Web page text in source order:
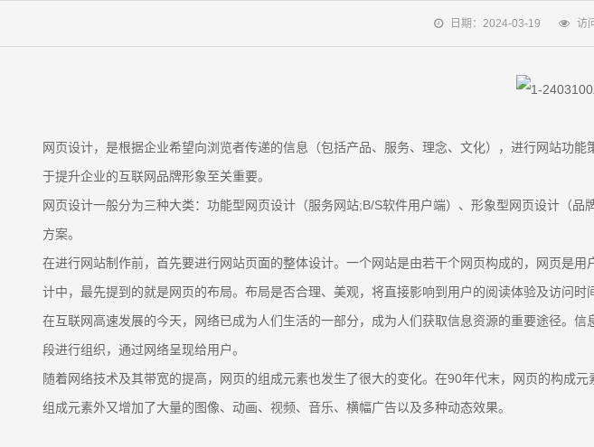
日期：2024-03-19 访
网页设计，是根据企业希望向浏览者传递的信息（包括产品、服务、理念、文化），进行网站功
于提升企业的互联网品牌形象至关重要。
网页设计一般分为三种大类：功能型网页设计（服务网站;B/S软件用户端）、形象型网页设计（
方案。
在进行网站制作前，首先要进行网站页面的整体设计。一个网站是由若干个网页构成的，网页是
计中，最先提到的就是网页的布局。布局是否合理、美观，将直接影响到用户的阅读体验及访问时
在互联网高速发展的今天，网络已成为人们生活的一部分，成为人们获取信息资源的重要途径。
段进行组织，通过网络呈现给用户。
随着网络技术及其带宽的提高，网页的组成元素也发生了很大的变化。在90年代末，网页的构成
组成元素外又增加了大量的图像、动画、视频、音乐、横幅广告以及多种动态效果。